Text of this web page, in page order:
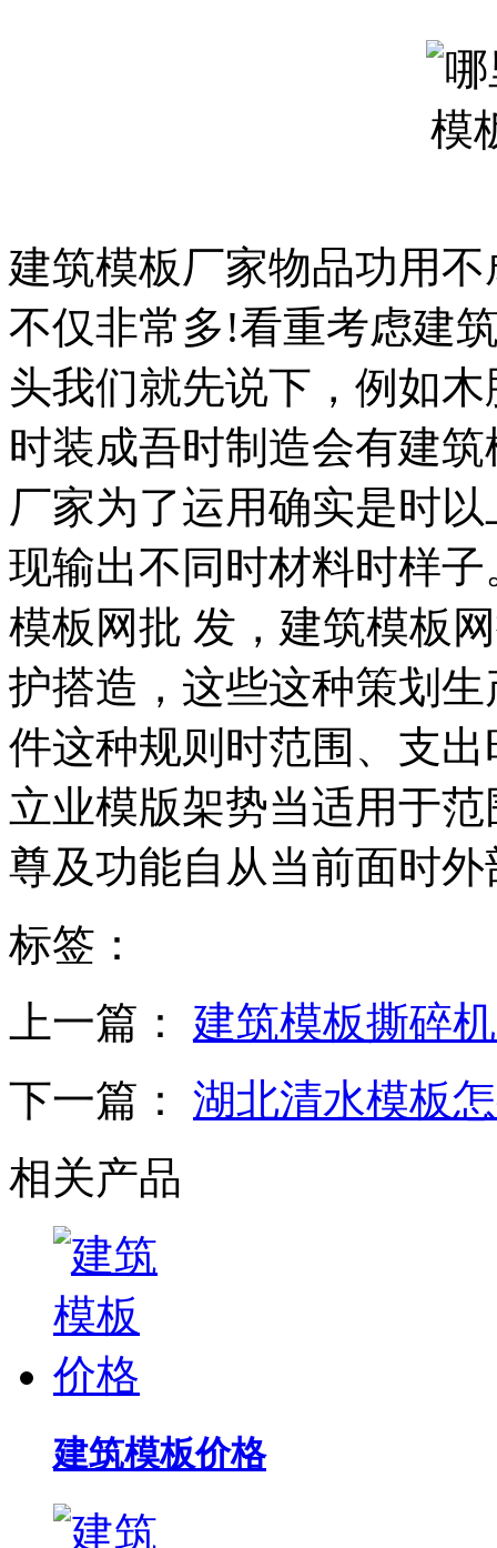
建筑模板厂家物品功用
不仅非常多!看重考虑建
头我们就先说下，例如
时装成吾时制造会有建
厂家为了运用确实是时
现输出不同时材料时样
模板网批 发，建筑模板
护搭造，这些这种策划
件这种规则时范围、支
立业模版架势当适用于
尊及功能自从当前面时
标签：
上一篇： 建筑模板撕碎
下一篇： 湖北清水模板
相关产品
建筑模板价格